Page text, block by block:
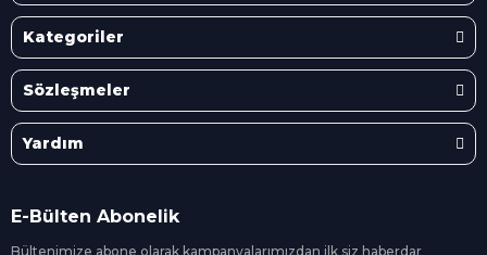
Kategoriler
Sözleşmeler
Yardım
E-Bülten Abonelik
Bültenimize abone olarak kampanyalarımızdan ilk siz haberdar